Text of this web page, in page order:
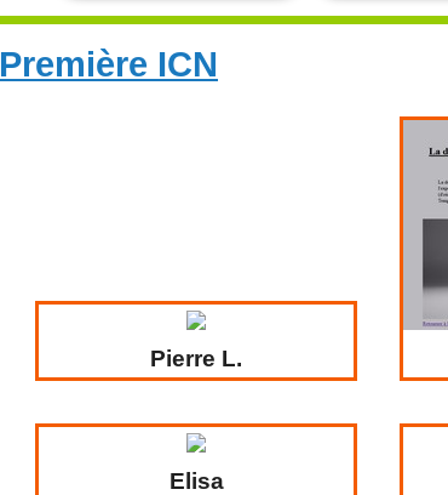
Première ICN
Pierre L.
Elisa